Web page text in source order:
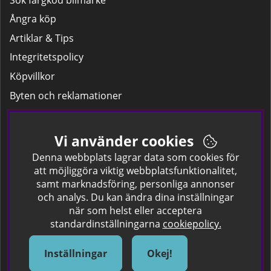
Ångra köp
Artiklar & Tips
Integritetspolicy
Köpvillkor
Byten och reklamationer
Leverans
Hitta färgkoden på bilen.
Företagskund
Om oss
Om Spraycan
IKEA Färger
Vi använder cookies
Denna webbplats lagrar data som cookies för
att möjliggöra viktig webbplatsfunktionalitet,
samt marknadsföring, personliga annonser
och analys. Du kan ändra dina inställningar
när som helst eller acceptera
standardinställningarna cookiepolicy.
Inställningar Okej!